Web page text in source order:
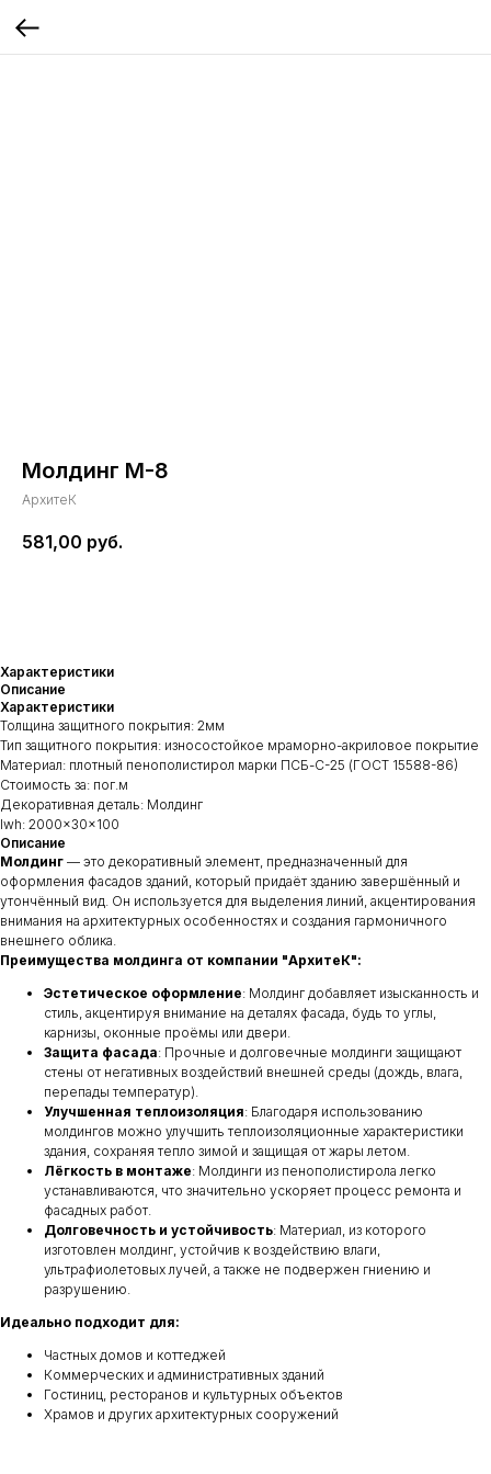
Молдинг М-8
АрхитеК
581,00 руб.
Характеристики
Описание
Характеристики
Толщина защитного покрытия: 2мм
Тип защитного покрытия: износостойкое мраморно-акриловое покрытие
Материал: плотный пенополистирол марки ПСБ-С-25 (ГОСТ 15588-86)
Стоимость за: пог.м
Декоративная деталь: Молдинг
lwh: 2000x30x100
Описание
Молдинг — это декоративный элемент, предназначенный для
оформления фасадов зданий, который придаёт зданию завершённый и
утончённый вид. Он используется для выделения линий, акцентирования
внимания на архитектурных особенностях и создания гармоничного
внешнего облика.
Преимущества молдинга от компании "АрхитеК":
Эстетическое оформление: Молдинг добавляет изысканность и
стиль, акцентируя внимание на деталях фасада, будь то углы,
карнизы, оконные проёмы или двери.
Защита фасада: Прочные и долговечные молдинги защищают
стены от негативных воздействий внешней среды (дождь, влага,
перепады температур).
Улучшенная теплоизоляция: Благодаря использованию
молдингов можно улучшить теплоизоляционные характеристики
здания, сохраняя тепло зимой и защищая от жары летом.
Лёгкость в монтаже: Молдинги из пенополистирола легко
устанавливаются, что значительно ускоряет процесс ремонта и
фасадных работ.
Долговечность и устойчивость: Материал, из которого
изготовлен молдинг, устойчив к воздействию влаги,
ультрафиолетовых лучей, а также не подвержен гниению и
разрушению.
Идеально подходит для:
Частных домов и коттеджей
Коммерческих и административных зданий
Гостиниц, ресторанов и культурных объектов
Храмов и других архитектурных сооружений